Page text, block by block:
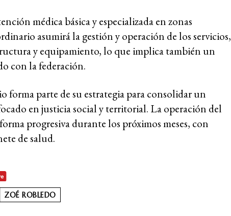
médica básica y especializada en zonas
asumirá la gestión y operación de los servicios,
y equipamiento, lo que implica también un
con la federación.
forma parte de su estrategia para consolidar un
en justicia social y territorial. La operación del
progresiva durante los próximos meses, con
de salud.
ZOÉ ROBLEDO